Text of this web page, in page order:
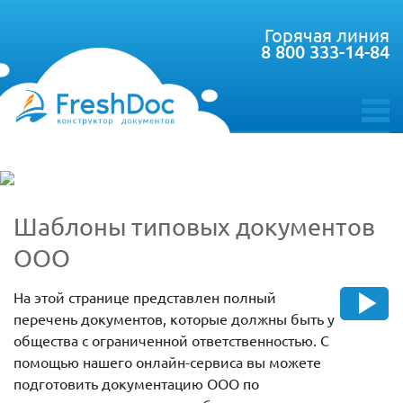
toggle
Горячая линия
8 800 333-14-84
Шаблоны типовых документов
ООО
На этой странице представлен полный
перечень документов, которые должны быть у
общества с ограниченной ответственностью. С
помощью нашего онлайн-сервиса вы можете
подготовить документацию ООО по